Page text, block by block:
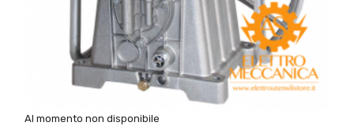
Al momento non disponibile